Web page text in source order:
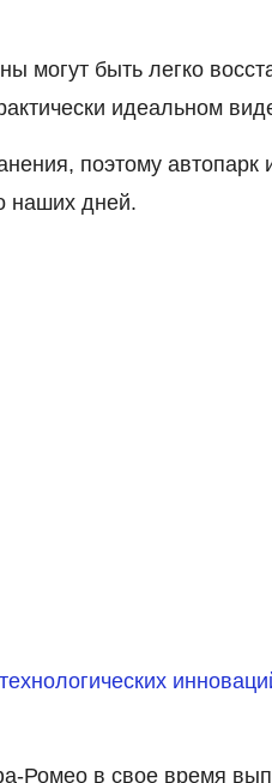
могут быть легко
идеальном
поэтому автопарк
наших дней.
технологических
Ромео в свое время